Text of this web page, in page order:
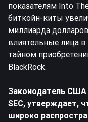
показателям Into
биткойн-киты
миллиарда
влиятельные лица
тайном
BlackRock.
Законодатель США
SEC, утверждает,
широко